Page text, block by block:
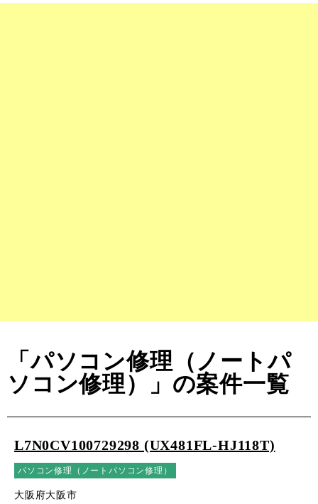
「パソコン修理（ノートパ
ソコン修理）」の案件一覧
L7N0CV100729298 (UX481FL-HJ118T)
パソコン修理（ノートパソコン修理）
大阪府大阪市